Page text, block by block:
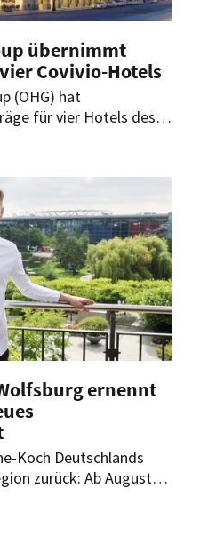
übernimmt
Covivio-Hotels
(OHG) hat
für vier Hotels des
1.200 Zimmer und über
ernennt
Koch Deutschlands
zurück: Ab August